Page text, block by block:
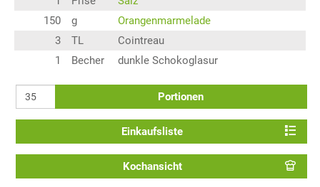
150
g
Orangenmarmelade
3
TL
Cointreau
1
Becher dunkle Schokoglasur
Portionen
Einkaufsliste
Kochansicht